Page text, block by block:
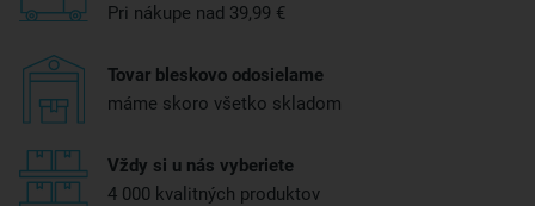
Pri nákupe nad 39,99 €
Tovar bleskovo odosielame
máme skoro všetko skladom
Vždy si u nás vyberiete
4 000 kvalitných produktov